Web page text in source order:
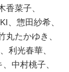
菜子、
、惣田紗希、
たかゆき、
利光春華、
中村桃子、